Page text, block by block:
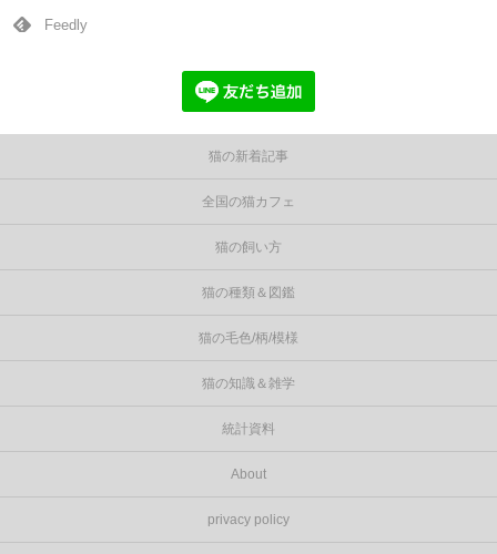
Feedly
猫の新着記事
全国の猫カフェ
猫の飼い方
猫の種類＆図鑑
猫の毛色/柄/模様
猫の知識＆雑学
統計資料
About
privacy policy